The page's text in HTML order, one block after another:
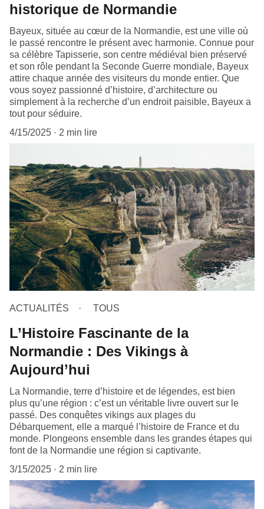
historique de Normandie
Bayeux, située au cœur de la Normandie, est une ville où
le passé rencontre le présent avec harmonie. Connue pour
sa célèbre Tapisserie, son centre médiéval bien préservé
et son rôle pendant la Seconde Guerre mondiale, Bayeux
attire chaque année des visiteurs du monde entier. Que
vous soyez passionné d’histoire, d’architecture ou
simplement à la recherche d’un endroit paisible, Bayeux a
tout pour séduire.
4/15/2025
2 min lire
ACTUALITÉS TOUS
L’Histoire Fascinante de la
Normandie : Des Vikings à
Aujourd’hui
La Normandie, terre d’histoire et de légendes, est bien
plus qu’une région : c’est un véritable livre ouvert sur le
passé. Des conquêtes vikings aux plages du
Débarquement, elle a marqué l’histoire de France et du
monde. Plongeons ensemble dans les grandes étapes qui
font de la Normandie une région si captivante.
3/15/2025
2 min lire